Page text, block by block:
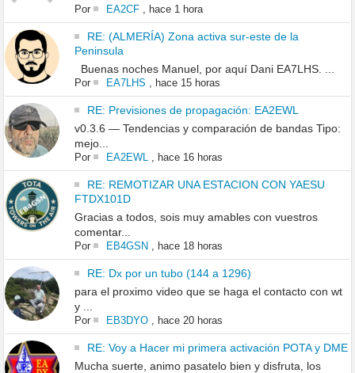
Por EA2CF, hace 1 hora
RE: (ALMERÍA) Zona activa sur-este de la
Peninsula
Buenas noches Manuel, por aquí Dani EA7LHS. ...
Por EA7LHS hace 15 horas
RE: Previsiones de propagación: EA2EWL
v0.3.6 — Tendencias y comparación de bandas Tipo:
mejo...
Por EA2EWL hace 16 horas
RE: REMOTIZAR UNA ESTACION CON YAESU
FTDX101D
Gracias a todos, sois muy amables con vuestros
comentar...
Por EB4GSN, hace 18 horas
RE: Dx por un tubo (144 a 1296)
para el proximo video que se haga el contacto con wt
y ...
Por EB3DYO, hace 20 horas
RE: Voy a Hacer mi primera activación POTA y DME
Mucha suerte, animo pasatelo bien y disfruta, los